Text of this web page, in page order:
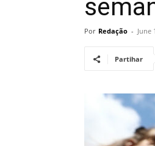
Por Redação - June
Partihar